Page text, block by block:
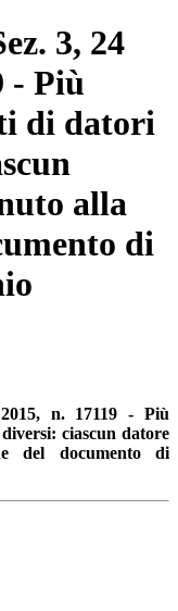
3, 24
- Più
di datori
alla
di
n. 17119 - Più
diversi:ciascun datore
del documento di